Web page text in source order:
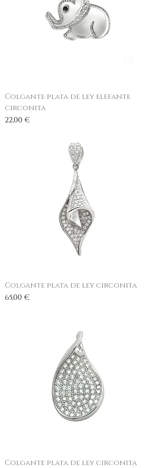
Colgante plata de ley elefante
circonita
Precio
22,00 €
Colgante plata de ley circonita
Precio
65,00 €
Colgante plata de ley circonita